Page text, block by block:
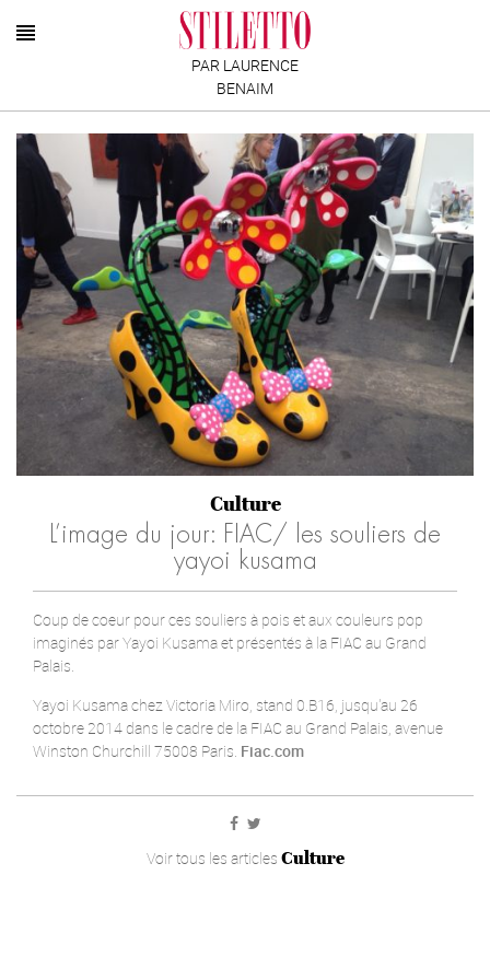
PAR LAURENCE
BENAIM
Culture
L’image du jour: FIAC/ les souliers de
yayoi kusama
Coup de coeur pour ces souliers à pois et aux couleurs pop
imaginés par Yayoi Kusama et présentés à la FIAC au Grand
Palais.
Yayoi Kusama chez Victoria Miro, stand 0.B16, jusqu'au 26
octobre 2014 dans le cadre de la FIAC au Grand Palais, avenue
Winston Churchill 75008 Paris. Fiac.com
Voir tous les articles Culture